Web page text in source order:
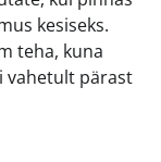
kesiseks.
teha, kuna
vahetult pärast